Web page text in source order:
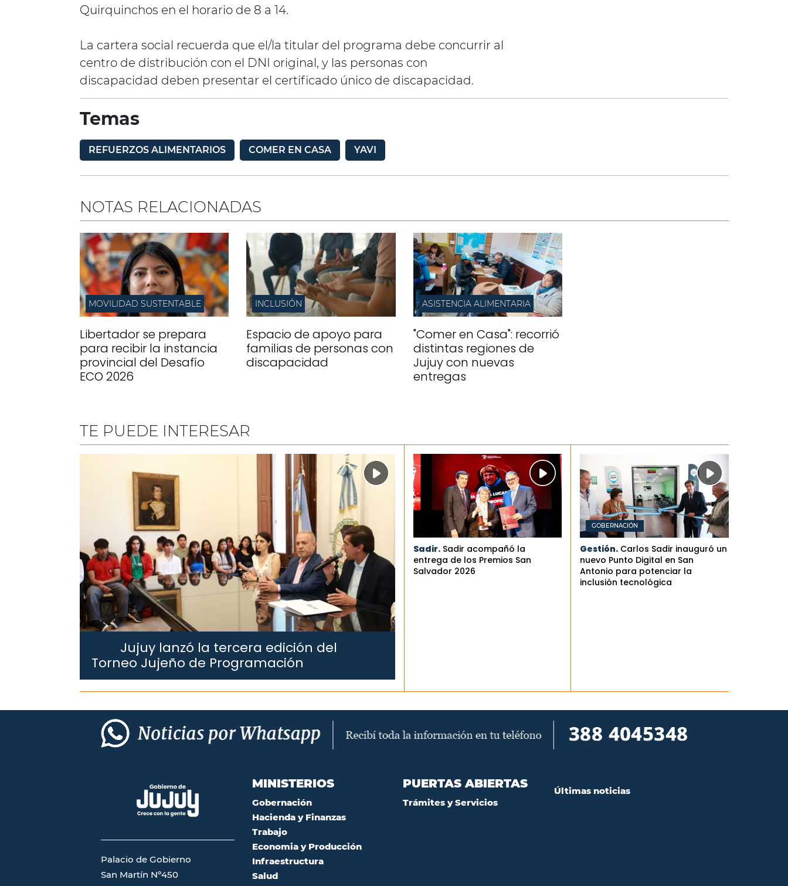
Quirquinchos en el horario de 8 a 14.
La cartera social recuerda que el/la titular del programa debe concurrir al
centro de distribución con el DNI original, y las personas con
discapacidad deben presentar el certificado único de discapacidad.
Temas
REFUERZOS ALIMENTARIOS COMER EN CASA YAVI
NOTAS RELACIONADAS
MOVILIDAD SUSTENTABLE
Libertador se prepara
para recibir la instancia
provincial del Desafío
ECO 2026
INCLUSIÓN
Espacio de apoyo para
familias de personas con
discapacidad
ASISTENCIA ALIMENTARIA
"Comer en Casa": recorrió
distintas regiones de
Jujuy con nuevas
entregas
TE PUEDE INTERESAR
Jujuy lanzó la tercera edición del
Torneo Jujeño de Programación
Sadir. Sadir acompañó la
entrega de los Premios San
Salvador 2026
GOBERNACIÓN
Gestión. Carlos Sadir inauguró un
nuevo Punto Digital en San
Antonio para potenciar la
inclusión tecnológica
Palacio de Gobierno
San Martín Nº450
MINISTERIOS
Gobernación
Hacienda y Finanzas
Trabajo
Economia y Producción
Infraestructura
Salud
PUERTAS ABIERTAS
Trámites y Servicios
Últimas noticias